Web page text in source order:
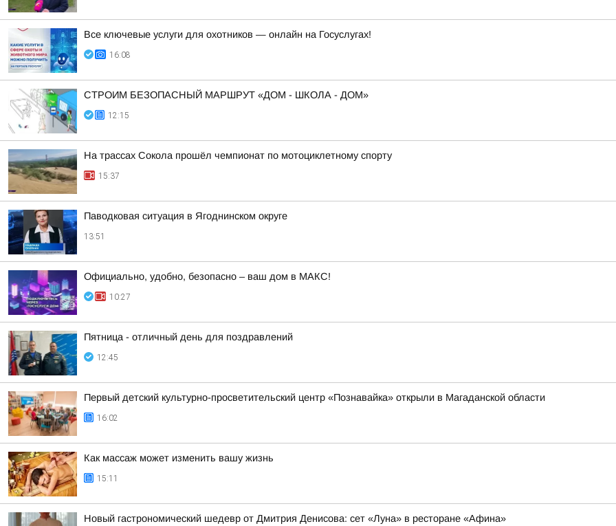
Все ключевые услуги для охотников — онлайн на Госуслугах!
16:08
СТРОИМ БЕЗОПАСНЫЙ МАРШРУТ «ДОМ - ШКОЛА - ДОМ»
12:15
На трассах Сокола прошёл чемпионат по мотоциклетному спорту
15:37
Паводковая ситуация в Ягоднинском округе
13:51
Официально, удобно, безопасно – ваш дом в МАКС!
10:27
Пятница - отличный день для поздравлений
12:45
Первый детский культурно-просветительский центр «Познавайка» открыли в Магаданской области
16:02
Как массаж может изменить вашу жизнь
15:11
Новый гастрономический шедевр от Дмитрия Денисова: сет «Луна» в ресторане «Афина»